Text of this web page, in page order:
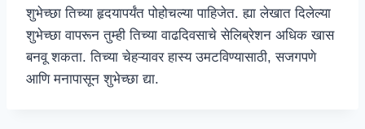
शुभेच्छा तिच्या हृदयापर्यंत पोहोचल्या पाहिजेत. ह्या लेखात दिलेल्या
शुभेच्छा वापरून तुम्ही तिच्या वाढदिवसाचे सेलिब्रेशन अधिक खास
बनवू शकता. तिच्या चेहऱ्यावर हास्य उमटविण्यासाठी, सजगपणे
आणि मनापासून शुभेच्छा द्या.